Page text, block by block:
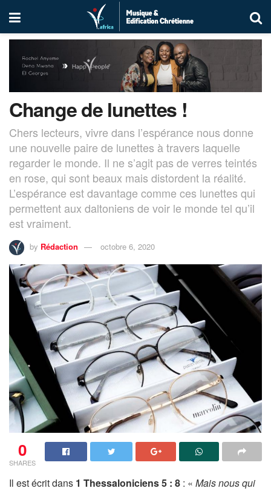
Change de lunettes !
Chers lecteurs, vivre dans l’espérance nous donne
une nouvelle paire de lunettes à travers laquelle
regarder le monde. Il ne s’agit pas de verres teintés
en rose, qui sont beaux mais distordent la réalité.
L’espérance est davantage comme ces lunettes qui
permettent aux daltoniens de voir le monde tel qu’il
est vraiment.
by Rédaction octobre 6, 2020
0
SHARES
Il est écrit dans 1 Thessaloniciens 5 : 8 : « Mais nous qui